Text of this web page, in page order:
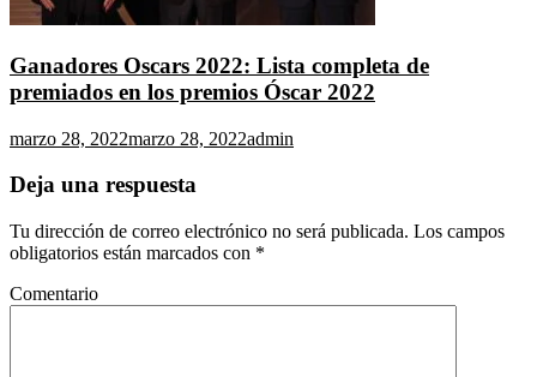
Ganadores Oscars 2022: Lista completa de
premiados en los premios Óscar 2022
marzo 28, 2022marzo 28, 2022admin
Deja una respuesta
Tu dirección de correo electrónico no será publicada. Los campos
obligatorios están marcados con *
Comentario